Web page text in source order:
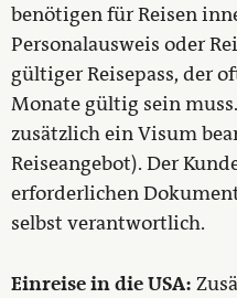
benötigen für Reisen
Personalausweis oder
gültiger Reisepass, der
Monate gültig sein
zusätzlich ein Visum
Reiseangebot). Der
erforderlichen
selbst verantwortlich.
Einreise in die USA: